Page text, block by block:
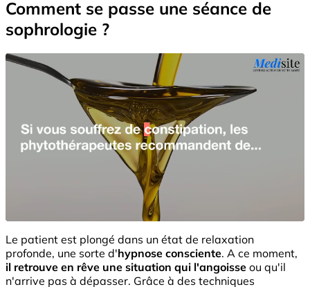
Comment se passe une séance de
sophrologie ?
Le patient est plongé dans un état de relaxation
profonde, une sorte d'hypnose consciente. A ce moment,
il retrouve en rêve une situation qui l'angoisse ou qu'il
n'arrive pas à dépasser. Grâce à des techniques